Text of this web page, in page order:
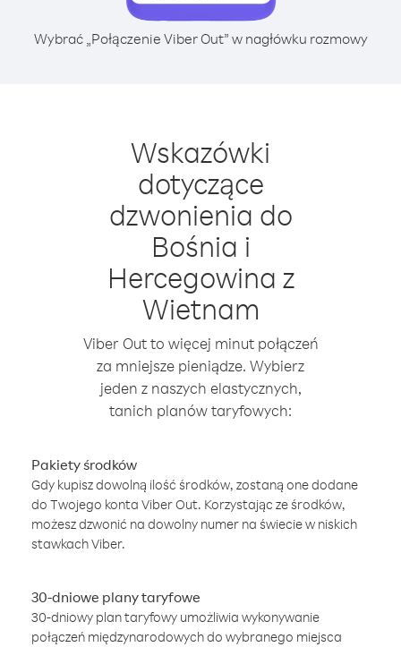
Wybrać „Połączenie Viber Out” w nagłówku rozmowy
Wskazówki
dotyczące
dzwonienia do
Bośnia i
Hercegowina z
Wietnam
Viber Out to więcej minut połączeń
za mniejsze pieniądze. Wybierz
jeden z naszych elastycznych,
tanich planów taryfowych:
Pakiety środków
Gdy kupisz dowolną ilość środków, zostaną one dodane
do Twojego konta Viber Out. Korzystając ze środków,
możesz dzwonić na dowolny numer na świecie w niskich
stawkach Viber.
30-dniowe plany taryfowe
30-dniowy plan taryfowy umożliwia wykonywanie
połączeń międzynarodowych do wybranego miejsca